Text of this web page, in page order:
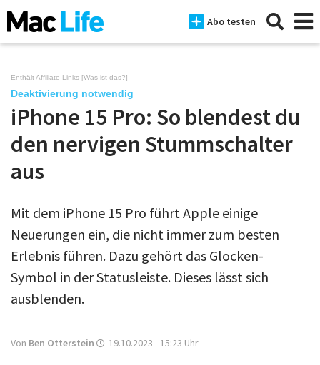
Abo testen
News
iPhone
Mac
iPad
Tests
Tipps
Magazine
Podcast
Enthält Affiliate-Links [Was ist das?]
Deaktivierung notwendig
iPhone 15 Pro: So blendest du
den nervigen Stummschalter
aus
Mit dem iPhone 15 Pro führt Apple einige
Neuerungen ein, die nicht immer zum besten
Erlebnis führen. Dazu gehört das Glocken-
Symbol in der Statusleiste. Dieses lässt sich
ausblenden.
Von Ben Otterstein 19.10.2023 - 15:23 Uhr